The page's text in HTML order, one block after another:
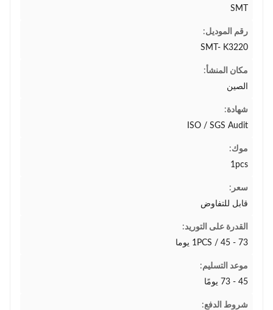
SMT
رقم الموديل:
SMT- K3220
مكان المنشأ:
الصين
شهادة:
ISO / SGS Audit
موك:
1pcs
سعر:
قابل للتفاوض
القدرة على التوريد:
1PCS / 45 - 73 يوما
موعد التسليم:
45 - 73 يومًا
شروط الدفع: